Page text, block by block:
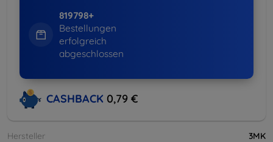
819798+
Bestellungen
erfolgreich
abgeschlossen
CASHBACK 0,79 €
Hersteller
3MK